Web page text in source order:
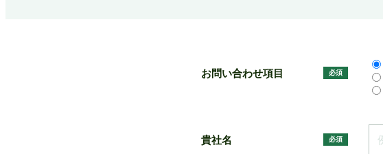
お問い合わせ項目 必須
貴社名 必須